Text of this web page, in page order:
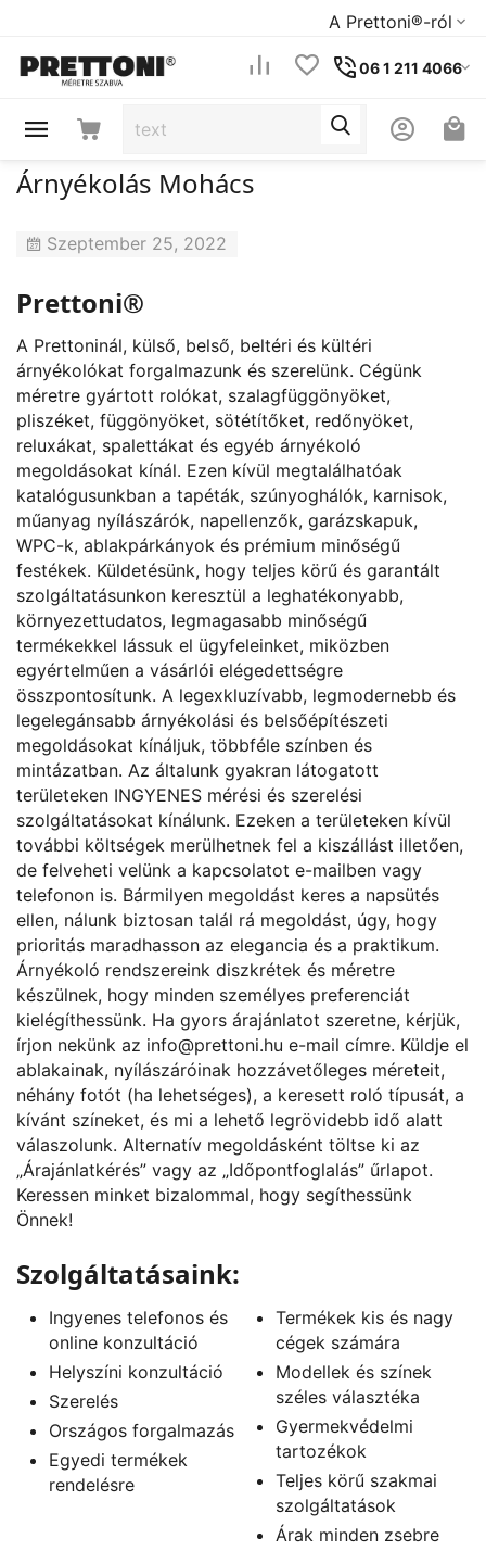
A Prettoni®-ról
06 1 211 4066
Árnyékolás Mohács
Szeptember 25, 2022
Prettoni®
A Prettoninál, külső, belső, beltéri és kültéri
árnyékolókat forgalmazunk és szerelünk. Cégünk
méretre gyártott rolókat, szalagfüggönyöket,
pliszéket, függönyöket, sötétítőket, redőnyöket,
reluxákat, spalettákat és egyéb árnyékoló
megoldásokat kínál. Ezen kívül megtalálhatóak
katalógusunkban a tapéták, szúnyoghálók, karnisok,
műanyag nyílászárók, napellenzők, garázskapuk,
WPC-k, ablakpárkányok és prémium minőségű
festékek. Küldetésünk, hogy teljes körű és garantált
szolgáltatásunkon keresztül a leghatékonyabb,
környezettudatos, legmagasabb minőségű
termékekkel lássuk el ügyfeleinket, miközben
egyértelműen a vásárlói elégedettségre
összpontosítunk. A legexkluzívabb, legmodernebb és
legelegánsabb árnyékolási és belsőépítészeti
megoldásokat kínáljuk, többféle színben és
mintázatban. Az általunk gyakran látogatott
területeken INGYENES mérési és szerelési
szolgáltatásokat kínálunk. Ezeken a területeken kívül
további költségek merülhetnek fel a kiszállást illetően,
de felveheti velünk a kapcsolatot e-mailben vagy
telefonon is. Bármilyen megoldást keres a napsütés
ellen, nálunk biztosan talál rá megoldást, úgy, hogy
prioritás maradhasson az elegancia és a praktikum.
Árnyékoló rendszereink diszkrétek és méretre
készülnek, hogy minden személyes preferenciát
kielégíthessünk. Ha gyors árajánlatot szeretne, kérjük,
írjon nekünk az info@prettoni.hu e-mail címre. Küldje el
ablakainak, nyílászáróinak hozzávetőleges méreteit,
néhány fotót (ha lehetséges), a keresett roló típusát, a
kívánt színeket, és mi a lehető legrövidebb idő alatt
válaszolunk. Alternatív megoldásként töltse ki az
„Árajánlatkérés” vagy az „Időpontfoglalás” űrlapot.
Keressen minket bizalommal, hogy segíthessünk
Önnek!
Szolgáltatásaink:
Ingyenes telefonos és
online konzultáció
Helyszíni konzultáció
Szerelés
Országos forgalmazás
Egyedi termékek
rendelésre
Termékek kis és nagy
cégek számára
Modellek és színek
széles választéka
Gyermekvédelmi
tartozékok
Teljes körű szakmai
szolgáltatások
Árak minden zsebre